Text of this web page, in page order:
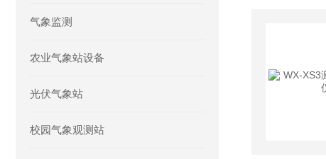
气象监测
农业气象站设备
光伏气象站
校园气象观测站